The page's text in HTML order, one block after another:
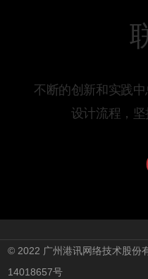
不断的创新和实践
设计流程，
广州市萝岗区科学城
绿地中央广场A1-1810
© 2022 广州港讯网络技术股份
14018657号